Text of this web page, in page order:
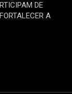
DE
A